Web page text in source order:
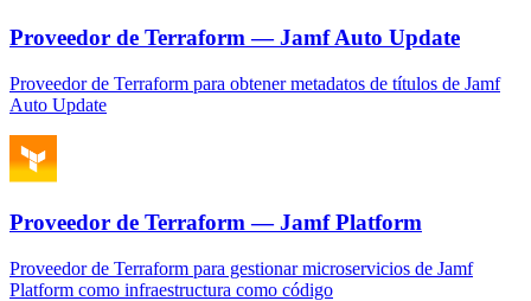
Proveedor de Terraform — Jamf Auto Update
Proveedor de Terraform para obtener metadatos de títulos de Jamf
Auto Update
Proveedor de Terraform — Jamf Platform
Proveedor de Terraform para gestionar microservicios de Jamf
Platform como infraestructura como código